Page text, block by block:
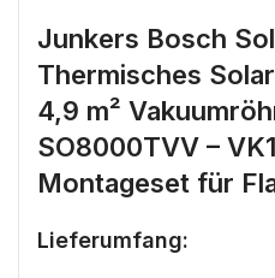
Junkers Bosch
Thermisches
4,9 m²
SO8000TVV –
Montageset für
Lieferumfang: